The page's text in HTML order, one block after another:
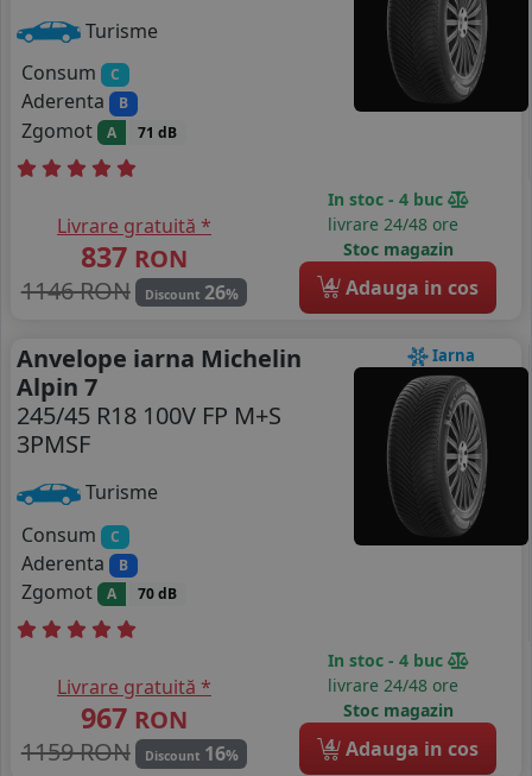
Turisme
Consum
C
Aderenta B
Zgomot A 71 dB
Livrare gratuită *
837 RON
1146 RON
Discount 26%
In stoc - 4 buc
livrare 24/48 ore
Stoc magazin
4 Adauga in cos
Iarna
Anvelope iarna Michelin
Alpin 7
245/45 R18 100V FP M+S
3PMSF
Turisme
Consum
C
Aderenta B
Zgomot A 70 dB
Livrare gratuită *
967 RON
1159 RON
Discount 16%
In stoc - 4 buc
livrare 24/48 ore
Stoc magazin
4 Adauga in cos